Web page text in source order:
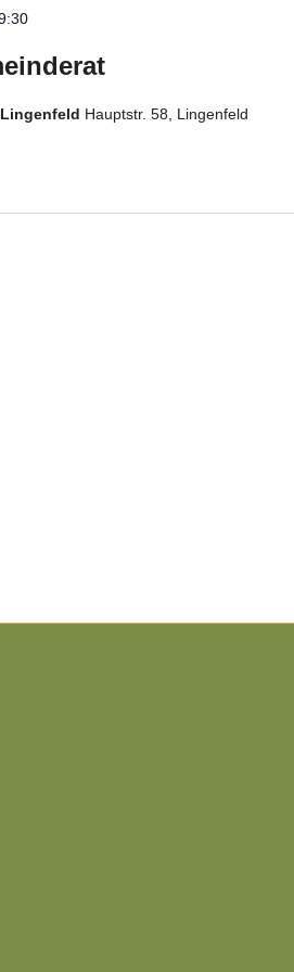
Hauptstr. 58, Lingenfeld